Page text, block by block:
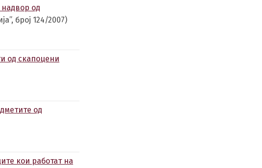
од
број 124/2007)
од скапоцени
од
кои работат на